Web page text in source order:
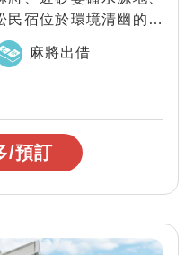
民宿位於環境清幽的慈
別墅建構理想的度...
麻將出借
/預訂